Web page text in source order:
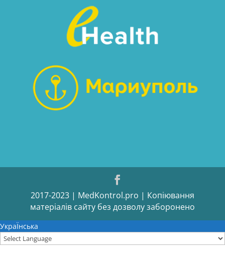
2017-2023 | MedKontrol.pro | Копіювання
матеріалів сайту без дозволу заборонено
УкраЇнська